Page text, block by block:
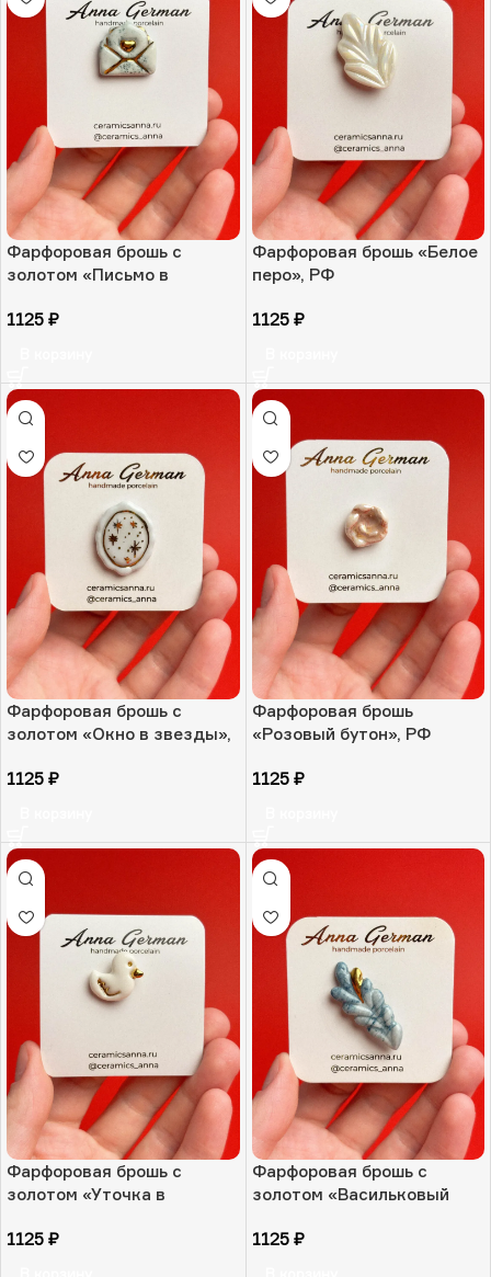
Фарфоровая брошь с
золотом «Письмо в
1125 ₽
Фарфоровая брошь «Белое
перо», РФ
1125 ₽
Фарфоровая брошь с
золотом «Окно в звезды»,
1125 ₽
Фарфоровая брошь
«Розовый бутон», РФ
1125 ₽
Фарфоровая брошь с
золотом «Уточка в
1125 ₽
Фарфоровая брошь с
золотом «Васильковый
1125 ₽